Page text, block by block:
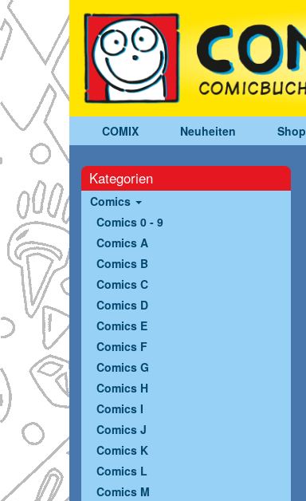
COMIX Neuheiten Shop
Kategorien
Comics
Comics 0 - 9
Comics A
Comics B
Comics C
Comics D
Comics E
Comics F
Comics G
Comics H
Comics I
Comics J
Comics K
Comics L
Comics M